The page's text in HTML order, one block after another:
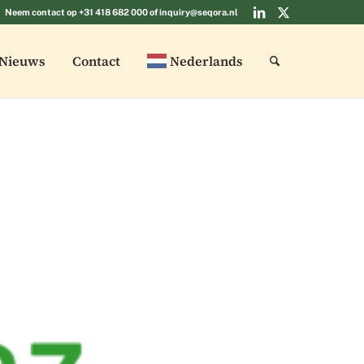
Neem contact op+31 418 682 000ofinquiry@seqora.nl
Contact Nederlands